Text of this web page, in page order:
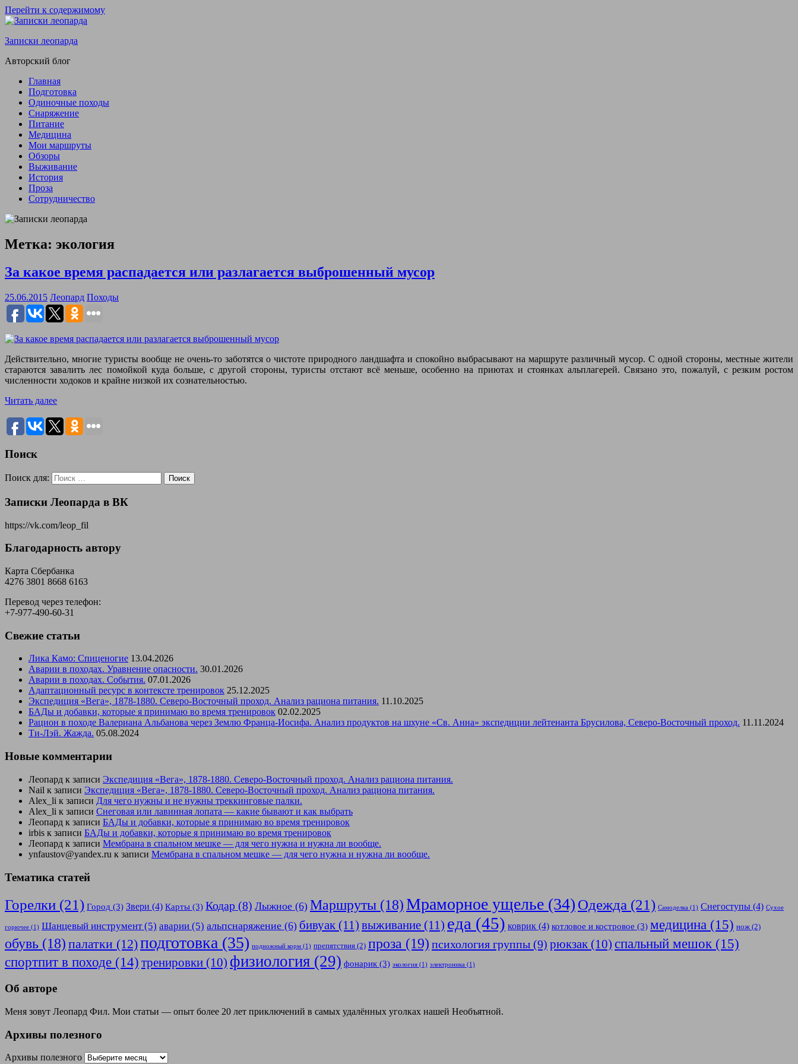
Перейти к содержимому
Записки леопарда
Авторский блог
Главная
Подготовка
Одиночные походы
Снаряжение
Питание
Медицина
Мои маршруты
Обзоры
Выживание
История
Проза
Сотрудничество
Метка: экология
За какое время распадается или разлагается выброшенный мусор
25.06.2015 Леопард Походы
Действительно, многие туристы вообще не очень-то заботятся о чистоте природного ландшафта и спокойно выбрасывают на маршруте различный мусор. С одной стороны, местные жители
стараются завалить лес помойкой куда больше, с другой стороны, туристы отстают всё меньше, особенно на приютах и стоянках альплагерей. Связано это, пожалуй, с резким ростом
численности ходоков и крайне низкой их сознательностью.
Читать далее
Поиск
Поиск для: Поиск
Записки Леопарда в ВК
https://vk.com/leop_fil
Благодарность автору
Карта Сбербанка
4276 3801 8668 6163
Перевод через телефон:
+7-977-490-60-31
Свежие статьи
Лика Камо: Спиценогие 13.04.2026
Аварии в походах. Уравнение опасности. 30.01.2026
Аварии в походах. События. 07.01.2026
Адаптационный ресурс в контексте тренировок 25.12.2025
Экспедиция «Вега», 1878-1880. Северо-Восточный проход. Анализ рациона питания. 11.10.2025
БАДы и добавки, которые я принимаю во время тренировок 02.02.2025
Рацион в походе Валериана Альбанова через Землю Франца-Иосифа. Анализ продуктов на шхуне «Св. Анна» экспедиции лейтенанта Брусилова, Северо-Восточный проход. 11.11.2024
Ти-Лэй. Жажда. 05.08.2024
Новые комментарии
Леопард к записи Экспедиция «Вега», 1878-1880. Северо-Восточный проход. Анализ рациона питания.
Nail к записи Экспедиция «Вега», 1878-1880. Северо-Восточный проход. Анализ рациона питания.
Alex_li к записи Для чего нужны и не нужны треккинговые палки.
Alex_li к записи Снеговая или лавинная лопата — какие бывают и как выбрать
Леопард к записи БАДы и добавки, которые я принимаю во время тренировок
irbis к записи БАДы и добавки, которые я принимаю во время тренировок
Леопард к записи Мембрана в спальном мешке — для чего нужна и нужна ли вообще.
ynfaustov@yandex.ru к записи Мембрана в спальном мешке — для чего нужна и нужна ли вообще.
Тематика статей
Горелки (21) Город (3) Звери (4) Карты (3) Кодар (8) Лыжное (6) Маршруты (18)Мраморное ущелье (34) Одежда (21) Самоделка (1) Снегоступы (4) Сухое
горючее (1) Шанцевый инструмент(5) аварии (5) альпснаряжение (6) бивуак (11) выживание (11) еда (45) коврик (4) котловое и костровое (3) медицина (15) нож (2)
обувь (18) палатки (12)подготовка (35) подножный корм (1) препятствия (2) проза (19) психология группы (9) рюкзак (10) спальный мешок (15)
спортпит в походе (14) тренировки (10) физиология (29) фонарик (3) экология (1) электроника (1)
Об авторе
Меня зовут Леопард Фил. Мои статьи — опыт более 20 лет приключений в самых удалённых уголках нашей Необъятной.
Архивы полезного
Архивы полезного